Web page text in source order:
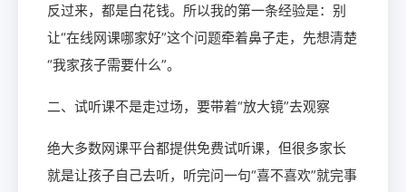
反过来，都是白花钱。所以我的第一条经验是：别
让“在线网课哪家好”这个问题牵着鼻子走，先想清楚
“我家孩子需要什么”。
二、试听课不是走过场，要带着“放大镜”去观察
绝大多数网课平台都提供免费试听课，但很多家长
就是让孩子自己去听，听完问一句“喜不喜欢”就完事